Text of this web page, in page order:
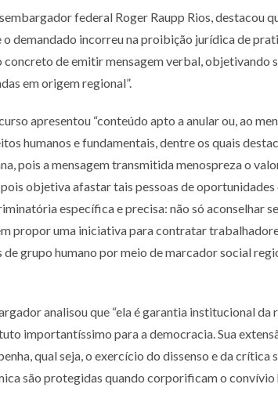
federal Roger Raupp Rios, destacou
o demandado incorreu na proibição jurídica de
concreto de emitir mensagem verbal, objetivando
em origem regional”.
apresentou “conteúdo apto a anular ou, ao
humanos e fundamentais, dentre os quais
pois a mensagem transmitida menospreza o
objetiva afastar tais pessoas de
específica e precisa: não só aconselhar
propor uma iniciativa para contratar
grupo humano por meio de marcador social
analisou que “ela é garantia institucional da
importantíssimo para a democracia. Sua
qual seja, o exercício do dissenso e da crítica
são protegidas quando corporificam o